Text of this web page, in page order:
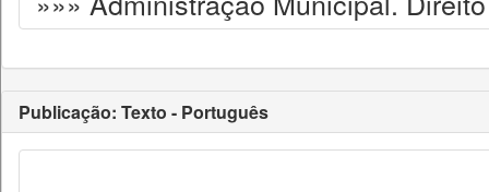
Publicação: Texto - Português